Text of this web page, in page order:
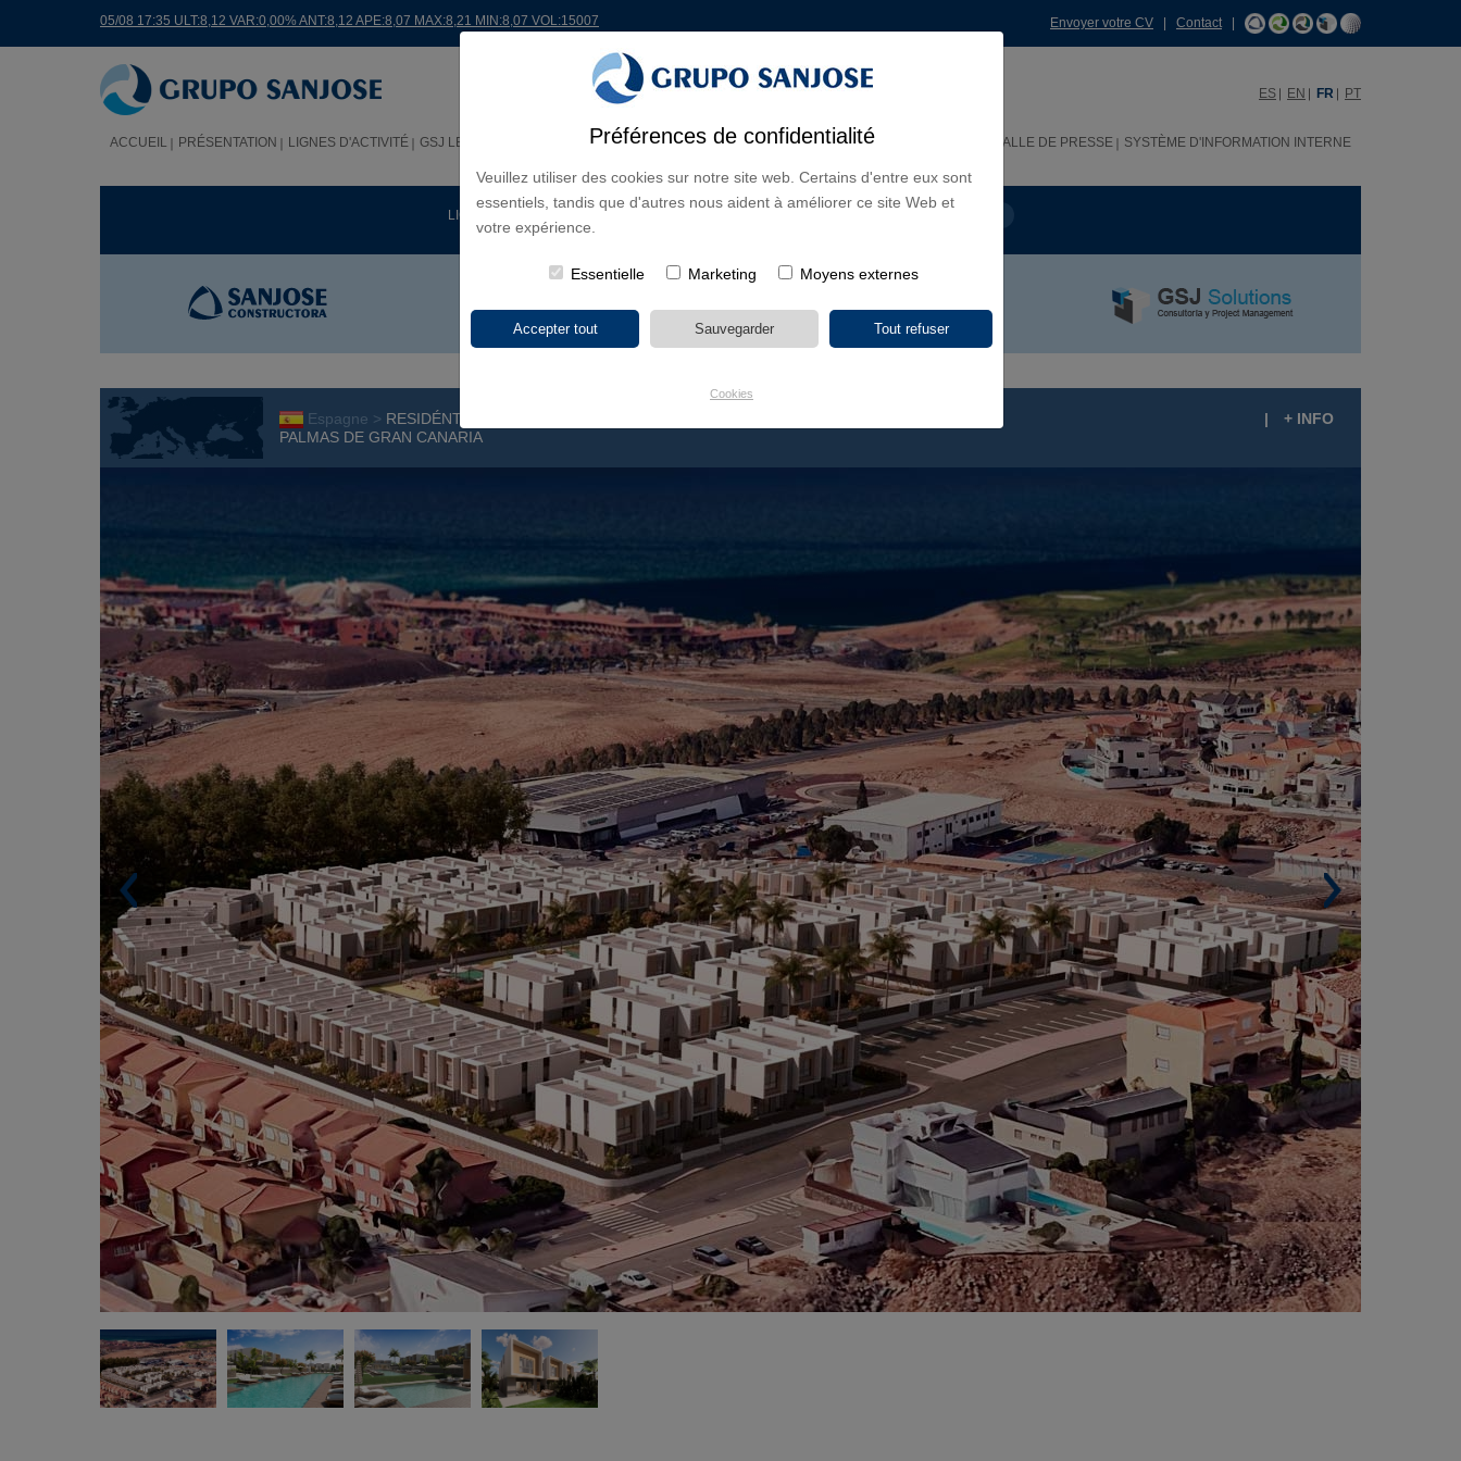
Préférences de confidentialité
Veuillez utiliser des cookies sur notre site web. Certains d'entre eux sont
essentiels, tandis que d'autres nous aident à améliorer ce site Web et
votre expérience.
Essentielle Marketing Moyens externes
Cookies
05/08 17:35 ULT:8,12 VAR:0,00% ANT:8,12 APE:8,07 MAX:8,21 MIN:8,07 VOL:15007 Envoyer votre CV Contact|
ES EN FR PT
ACCUEIL PRÉSENTATION LIGNES D'ACTIVITÉ GSJ LE MONDE ACTIONNAIRES ET INVESTISSEURS INNOVATION SALLE DE PRESSE SYSTÈME D'INFORMATION INTERNE
LIGNES D'ACTIVITÉ CONTINENTS
Espagne > RESIDÉNTIEL OASE Á SAN BARTOLOMÉ DE TIRAJANA, LAS
PALMAS DE GRAN CANARIA
| + INFO
(ESPAGNE)
> Surface construite. 25 427 m².
> Logements. 96.
> Architectes. Carlos Javier Cabrera Gil et
Alejandro Morán Hurtado.